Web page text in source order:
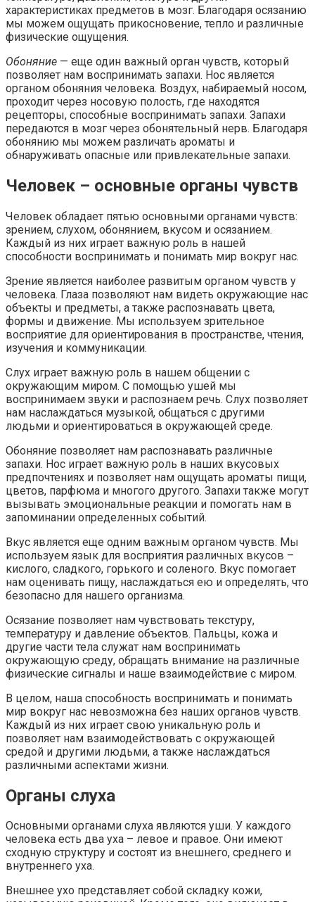
характеристиках предметов в мозг. Благодаря осязанию
мы можем ощущать прикосновение, тепло и различные
физические ощущения.
Обоняние — еще один важный орган чувств, который
позволяет нам воспринимать запахи. Нос является
органом обоняния человека. Воздух, набираемый носом,
проходит через носовую полость, где находятся
рецепторы, способные воспринимать запахи. Запахи
передаются в мозг через обонятельный нерв. Благодаря
обонянию мы можем различать ароматы и
обнаруживать опасные или привлекательные запахи.
Человек – основные органы чувств
Человек обладает пятью основными органами чувств:
зрением, слухом, обонянием, вкусом и осязанием.
Каждый из них играет важную роль в нашей
способности воспринимать и понимать мир вокруг нас.
Зрение является наиболее развитым органом чувств у
человека. Глаза позволяют нам видеть окружающие нас
объекты и предметы, а также распознавать цвета,
формы и движение. Мы используем зрительное
восприятие для ориентирования в пространстве, чтения,
изучения и коммуникации.
Слух играет важную роль в нашем общении с
окружающим миром. С помощью ушей мы
воспринимаем звуки и распознаем речь. Слух позволяет
нам наслаждаться музыкой, общаться с другими
людьми и ориентироваться в окружающей среде.
Обоняние позволяет нам распознавать различные
запахи. Нос играет важную роль в наших вкусовых
предпочтениях и позволяет нам ощущать ароматы пищи,
цветов, парфюма и многого другого. Запахи также могут
вызывать эмоциональные реакции и помогать нам в
запоминании определенных событий.
Вкус является еще одним важным органом чувств. Мы
используем язык для восприятия различных вкусов –
кислого, сладкого, горького и соленого. Вкус помогает
нам оценивать пищу, наслаждаться ею и определять, что
безопасно для нашего организма.
Осязание позволяет нам чувствовать текстуру,
температуру и давление объектов. Пальцы, кожа и
другие части тела служат нам воспринимать
окружающую среду, обращать внимание на различные
физические сигналы и наше взаимодействие с миром.
В целом, наша способность воспринимать и понимать
мир вокруг нас невозможна без наших органов чувств.
Каждый из них играет свою уникальную роль и
позволяет нам взаимодействовать с окружающей
средой и другими людьми, а также наслаждаться
различными аспектами жизни.
Органы слуха
Основными органами слуха являются уши. У каждого
человека есть два уха – левое и правое. Они имеют
сходную структуру и состоят из внешнего, среднего и
внутреннего уха.
Внешнее ухо представляет собой складку кожи,